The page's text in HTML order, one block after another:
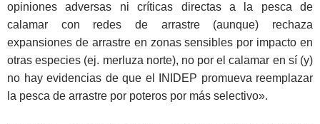
opiniones adversas ni críticas directas a la pesca de
calamar con redes de arrastre (aunque) rechaza
expansiones de arrastre en zonas sensibles por impacto en
otras especies (ej. merluza norte), no por el calamar en sí (y)
no hay evidencias de que el INIDEP promueva reemplazar
la pesca de arrastre por poteros por más selectivo».